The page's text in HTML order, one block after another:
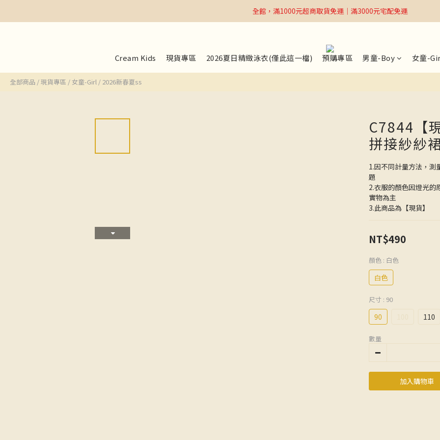
全館，滿1000元超商取貨免運｜滿3000元宅配免運
全館，滿1000元超商取貨免運｜滿3000元宅配免運
全館，滿1000元超商取貨免運｜滿3000元宅配免運
Cream Kids 現貨專區 2026夏日精緻泳衣(僅此這一檔) 預購專區 男童-Boy 女童-
全部商品 /現貨專區 / 女童-Girl / 2026新春夏ss
C7844【
拼接紗紗
1.因不同計量方法，測
題
2.衣服的顏色因燈光的
實物為主
3.此商品為【現貨】
NT$490
顏色 : 白色
白色
尺寸 : 90
90 110
數量
加入購物車